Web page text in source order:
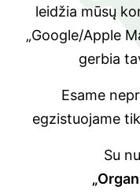
leidžia mūsų
„Google/Apple
gerbia
Esame
egzistuojame
Su